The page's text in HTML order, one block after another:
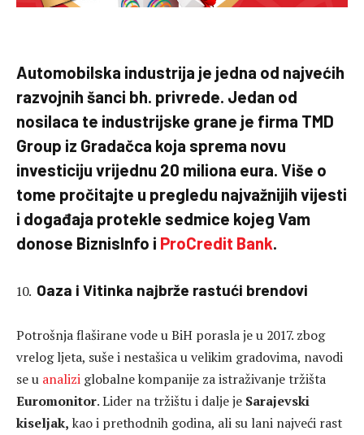
Automobilska industrija je jedna od najvećih
razvojnih šanci bh. privrede. Jedan od
nosilaca te industrijske grane je firma TMD
Group iz Gradačca koja sprema novu
investiciju vrijednu 20 miliona eura. Više o
tome pročitajte u pregledu najvažnijih vijesti
i događaja protekle sedmice kojeg Vam
donose BiznisInfo i ProCredit Bank.
Oaza i Vitinka najbrže rastući brendovi
Potrošnja flaširane vode u BiH porasla je u 2017. zbog
vrelog ljeta, suše i nestašica u velikim gradovima, navodi
se u analizi globalne kompanije za istraživanje tržišta
Euromonitor. Lider na tržištu i dalje je Sarajevski
kiseljak, kao i prethodnih godina, ali su lani najveći rast